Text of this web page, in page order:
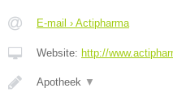
E-mail › Actipharma
Website: http://
Apotheek ▼